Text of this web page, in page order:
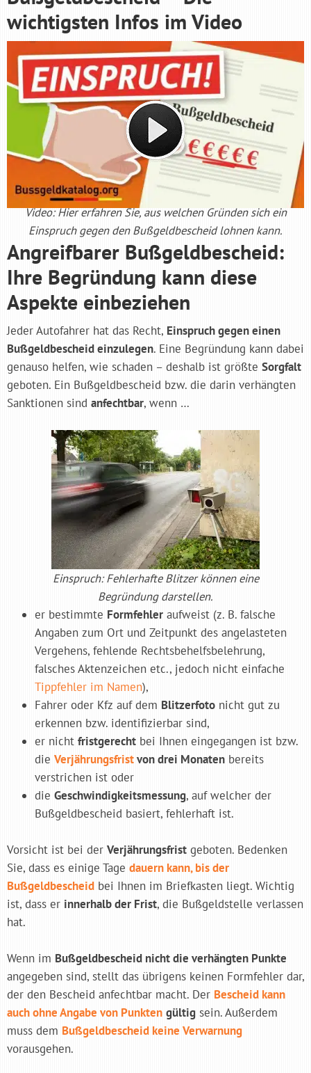
wichtigsten Infos im Video
Video: Hier erfahren Sie, aus welchen Gründen sich ein
Einspruch gegen den Bußgeldbescheid lohnen kann.
Angreifbarer Bußgeldbescheid:
Ihre Begründung kann diese
Aspekte einbeziehen
Jeder Autofahrer hat das Recht, Einspruch gegen einen
Bußgeldbescheid einzulegen. Eine Begründung kann dabei
genauso helfen, wie schaden – deshalb ist größte Sorgfalt
geboten. Ein Bußgeldbescheid bzw. die darin verhängten
Sanktionen sind anfechtbar, wenn …
Einspruch: Fehlerhafte Blitzer können eine
Begründung darstellen.
er bestimmte Formfehler aufweist (z. B. falsche
Angaben zum Ort und Zeitpunkt des angelasteten
Vergehens, fehlende Rechtsbehelfsbelehrung,
falsches Aktenzeichen etc., jedoch nicht einfache
Tippfehler im Namen),
Fahrer oder Kfz auf dem Blitzerfoto nicht gut zu
erkennen bzw. identifizierbar sind,
er nicht fristgerecht bei Ihnen eingegangen ist bzw.
die Verjährungsfristvon drei Monaten bereits
verstrichen ist oder
die Geschwindigkeitsmessung, auf welcher der
Bußgeldbescheid basiert, fehlerhaft ist.
Vorsicht ist bei der Verjährungsfrist geboten. Bedenken
Sie, dass es einige Tage dauern kann, bis der
Bußgeldbescheid bei Ihnen im Briefkasten liegt. Wichtig
ist, dass er innerhalb der Frist, die Bußgeldstelle verlassen
hat.
Wenn im Bußgeldbescheid nicht die verhängten Punkte
angegeben sind, stellt das übrigens keinen Formfehler dar,
der den Bescheid anfechtbar macht. Der Bescheid kann
auch ohne Angabe von Punkten gültig sein. Außerdem
muss dem Bußgeldbescheid keine Verwarnung
vorausgehen.